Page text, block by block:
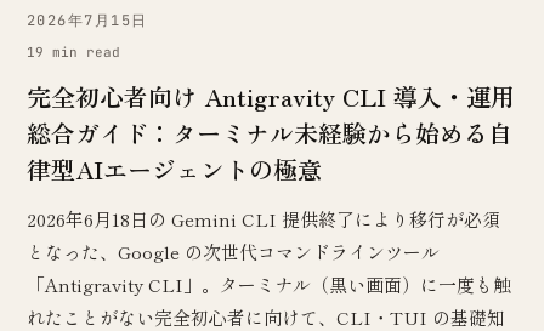
2026年7月15日
19 min read
完全初心者向け Antigravity CLI 導入・運用
総合ガイド：ターミナル未経験から始める自
律型AIエージェントの極意
2026年6月18日の Gemini CLI 提供終了により移行が必須
となった、Google の次世代コマンドラインツール
「Antigravity CLI」。ターミナル（黒い画面）に一度も触
れたことがない完全初心者に向けて、CLI・TUI の基礎知